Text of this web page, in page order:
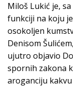
Miloš Lukić je,
funkciji na koju
osokoljen
Denisom
ujutro objavio
spornih zakona
aroganciju